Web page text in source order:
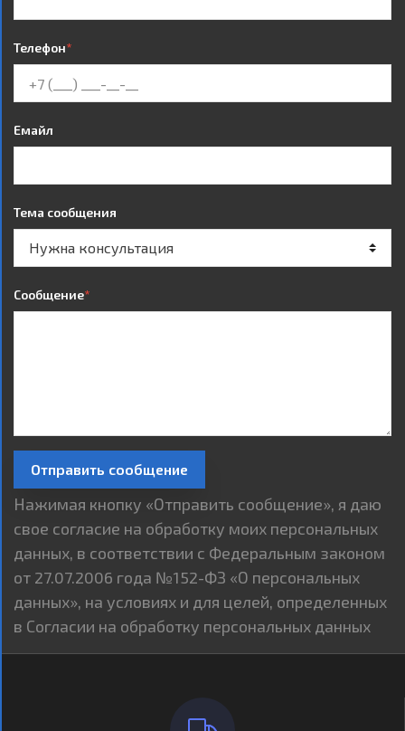
Телефон*
Емайл
Тема сообщения
Сообщение*
Отправить сообщение
Нажимая кнопку «Отправить сообщение», я даю
свое согласие на обработку моих персональных
данных, в соответствии с Федеральным законом
от 27.07.2006 года №152-ФЗ «О персональных
данных», на условиях и для целей, определенных
в Согласии на обработку персональных данных